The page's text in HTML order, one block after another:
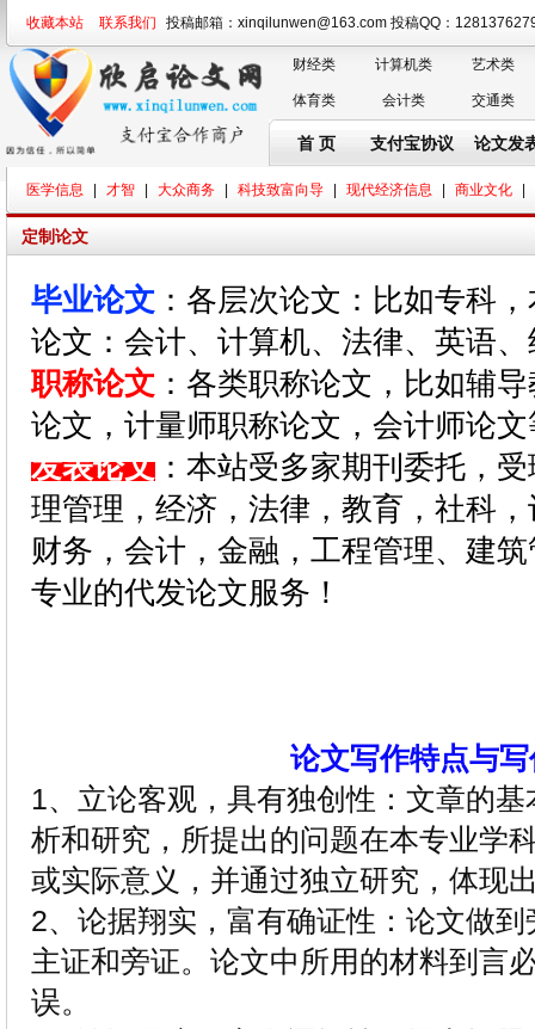
收藏本站 联系我们 投稿邮箱：xinqilunwen@163.com 投稿QQ：
财经类 计算机类 艺术类
体育类 会计类 交通类
首 页 支付宝协议 论文发
医学信息 才智 大众商务 科技致富向导 现代经济信息 商业文化
定制论文
毕业论文 ：各层次论文：比如专科
论文：会计、计算机、法律、英语
职称论文 ：各类职称论文，比如辅
论文，计量师职称论文，会计师论
发表论文 ：本站受多家期刊委托，
理管理，经济，法律，教育，社科
财务，会计，金融，工程管理、建
专业的代发论文服务！
论文写作特点与
1、立论客观，具有独创性：文章的
析和研究，所提出的问题在本专业学
或实际意义，并通过独立研究，体现
2、论据翔实，富有确证性：论文做
主证和旁证。论文中所用的材料到言
误。